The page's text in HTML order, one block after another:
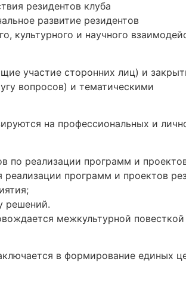
резидентов клуба
развитие резидентов
культурного и научного
участие сторонних лиц) и
вопросов) и тематическими
на профессиональных и
по реализации программ и
программ и проектов
решений.
межкультурной
в формирование единых